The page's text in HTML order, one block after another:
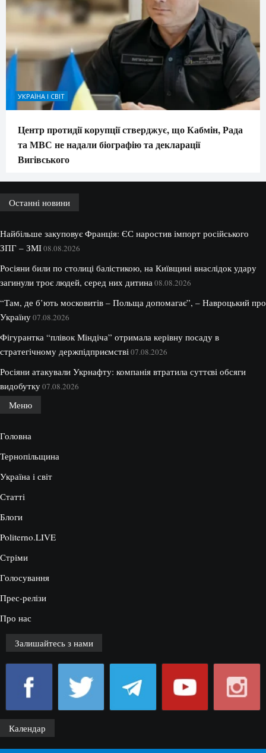
УКРАЇНА І СВІТ
Центр протидії корупції стверджує, що Кабмін, Рада
та МВС не надали біографію та декларації
Вигівського
Останні новини
Найбільше закуповує Франція: ЄС наростив імпорт російського
ЗПГ – ЗМІ08.08.2026
Росіяни били по столиці балістикою, на Київщині внаслідок удару
загинули троє людей, серед них дитина 08.08.2026
“Там, де б’ють московитів – Польща допомагає”, – Навроцький про
Україну07.08.2026
Фігурантка “плівок Міндіча” отримала керівну посаду в
стратегічному держпідприємстві 07.08.2026
Росіяни атакували Укрнафту: компанія втратила суттєві обсяги
видобутку07.08.2026
Меню
Головна
Тернопільщина
Україна і світ
Статті
Блоги
Politerno.LIVE
Стріми
Голосування
Прес-релізи
Про нас
Залишайтесь з нами
Календар